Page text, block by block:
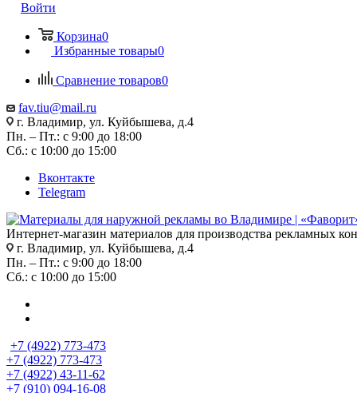
Войти
Корзина0
Избранные товары0
Сравнение товаров0
fav.tiu@mail.ru
г. Владимир, ул. Куйбышева, д.4
Пн. – Пт.: с 9:00 до 18:00
Сб.: с 10:00 до 15:00
Вконтакте
Telegram
Интернет-магазин материалов для производства рекламных
г. Владимир, ул. Куйбышева, д.4
Пн. – Пт.: с 9:00 до 18:00
Сб.: с 10:00 до 15:00
+7 (4922) 773-473
+7 (4922) 773-473
+7 (4922) 43-11-62
+7 (910) 094-16-08